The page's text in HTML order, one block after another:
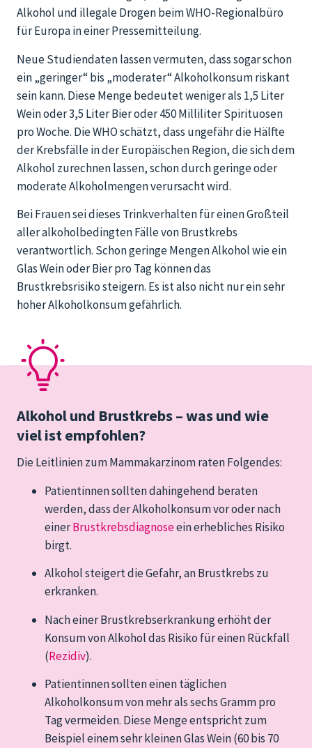
Alkohol und illegale Drogen beim WHO-Regionalbüro
für Europa in einer Pressemitteilung.
Neue Studiendaten lassen vermuten, dass sogar schon
ein „geringer“ bis „moderater“ Alkoholkonsum riskant
sein kann. Diese Menge bedeutet weniger als 1,5 Liter
Wein oder 3,5 Liter Bier oder 450 Milliliter Spirituosen
pro Woche. Die WHO schätzt, dass ungefähr die Hälfte
der Krebsfälle in der Europäischen Region, die sich dem
Alkohol zurechnen lassen, schon durch geringe oder
moderate Alkoholmengen verursacht wird.
Bei Frauen sei dieses Trinkverhalten für einen Großteil
aller alkoholbedingten Fälle von Brustkrebs
verantwortlich. Schon geringe Mengen Alkohol wie ein
Glas Wein oder Bier pro Tag können das
Brustkrebsrisiko steigern. Es ist also nicht nur ein sehr
hoher Alkoholkonsum gefährlich.
Alkohol und Brustkrebs – was und wie
viel ist empfohlen?
Die Leitlinien zum Mammakarzinom raten Folgendes:
Patientinnen sollten dahingehend beraten
werden, dass der Alkoholkonsum vor oder nach
einerBrustkrebsdiagnoseein erhebliches Risiko
birgt.
Alkohol steigert die Gefahr, an Brustkrebs zu
erkranken.
Nach einer Brustkrebserkrankung erhöht der
Konsum von Alkohol das Risiko für einen Rückfall
(Rezidiv).
Patientinnen sollten einen täglichen
Alkoholkonsum von mehr als sechs Gramm pro
Tag vermeiden. Diese Menge entspricht zum
Beispiel einem sehr kleinen Glas Wein (60 bis 70